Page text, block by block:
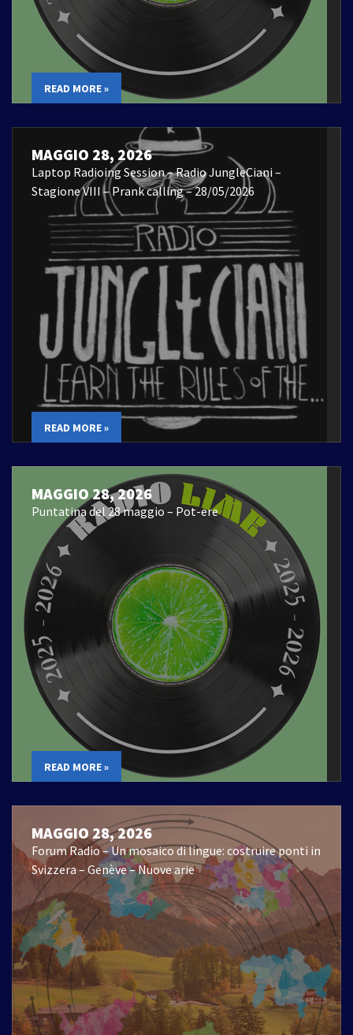
READ MORE »
MAGGIO 28, 2026
Laptop Radioing Session – Radio JungleCiani –
Stagione VIII – Prank calling – 28/05/2026
READ MORE »
MAGGIO 28, 2026
Puntatina del 28 maggio – Pot-ere
READ MORE »
MAGGIO 28, 2026
Forum Radio – Un mosaico di lingue: costruire ponti in
Svizzera – Genève – Nuove arie